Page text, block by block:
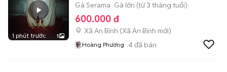
1 phút trước 1
Gà Serama Gà lớn (từ 3 tháng tuổi)
600.000 đ
Xã An Bình (Xã An Bình mới)
Hoàng Phương 4đã bán